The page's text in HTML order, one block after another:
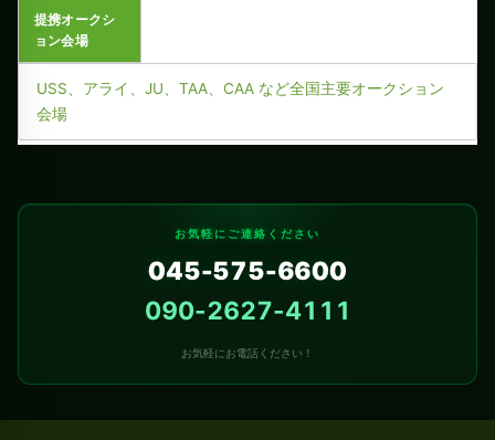
提携オークシ
ョン会場
USS、アライ、JU、TAA、CAA など全国主要オークション
会場
お気軽にご連絡ください
045-575-6600
090-2627-4111
お気軽にお電話ください！